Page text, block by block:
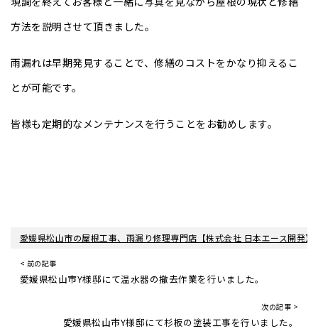
方法を説明させて頂きました。
雨漏れは早期発見することで、修繕のコストをかなり抑えるこ
とが可能です。
皆様も定期的なメンテナンスを行うことをお勧めします。
愛媛県松山市の屋根工事、雨漏り修理専門店【株式会社 日本エース開発】
< 前の記事
愛媛県松山市Y様邸にて温水器の撤去作業を行いました。
次の記事 >
愛媛県松山市Y様邸にて杉板の塗装工事を行いました。